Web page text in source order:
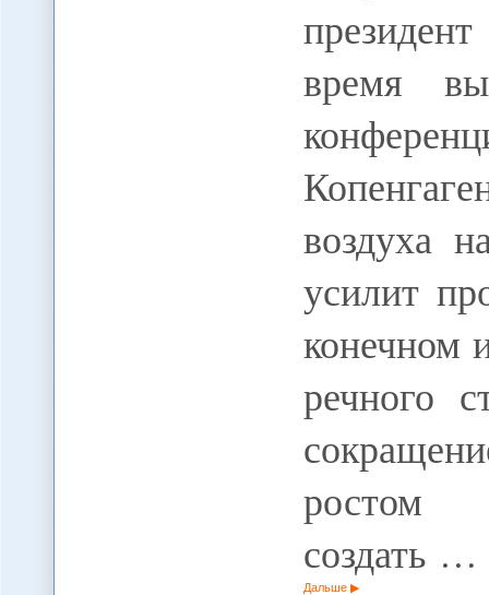
время
воздуха
усилит
конечном
речного
ростом
создать …
Дальше